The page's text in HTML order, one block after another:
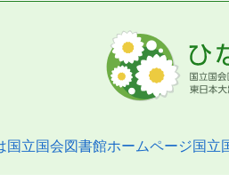
国立国会図書館ホームページ国立